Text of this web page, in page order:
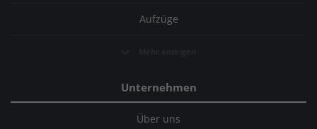
Aufzüge
Unternehmen
Über uns